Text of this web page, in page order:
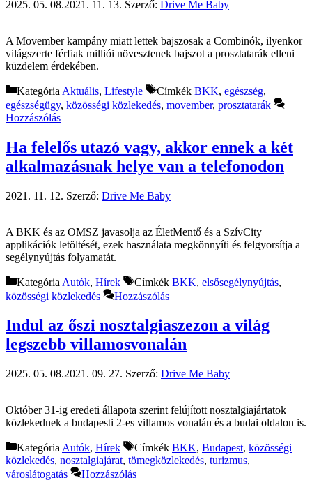
2025. 05. 08.2021. 11. 13. Szerző: Drive Me Baby
A Movember kampány miatt lettek bajszosak a Combinók, ilyenkor
világszerte férfiak milliói növesztenek bajszot a prosztatarák elleni
küzdelem érdekében.
Kategória Aktuális, Lifestyle Címkék BKK, egészség,
egészségügy, közösségi közlekedés, movember, prosztatarák
Hozzászólás
Ha felelős utazó vagy, akkor ennek a két
alkalmazásnak helye van a telefonodon
2021. 11. 12. Szerző: Drive Me Baby
A BKK és az OMSZ javasolja az ÉletMentő és a SzívCity
applikációk letöltését, ezek használata megkönnyíti és felgyorsítja a
segélynyújtás folyamatát.
Kategória Autók, Hírek Címkék BKK, elsősegélynyújtás,
közösségi közlekedés
Hozzászólás
Indul az őszi nosztalgiaszezon a világ
legszebb villamosvonalán
2025. 05. 08.2021. 09. 27. Szerző: Drive Me Baby
Október 31-ig eredeti állapota szerint felújított nosztalgiajártatok
közlekednek a budapesti 2-es villamos vonalán és a budai oldalon is.
Kategória Autók, Hírek Címkék BKK, Budapest, közösségi
közlekedés, nosztalgiajárat, tömegközlekedés, turizmus,
városlátogatás
Hozzászólás